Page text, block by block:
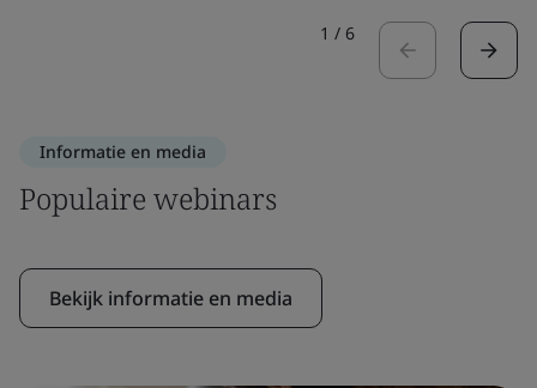
1 / 6
Informatie en media
Populaire webinars
Bekijk informatie en media